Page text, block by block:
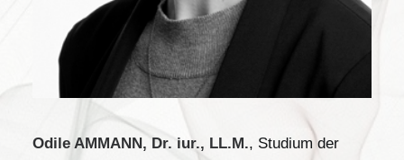
Odile AMMANN, Dr. iur., LL.M., Studium der